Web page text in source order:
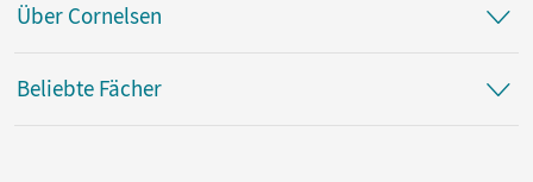
Über Cornelsen
Beliebte Fächer